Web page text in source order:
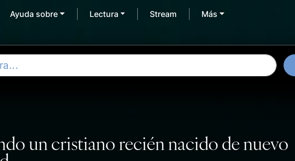
Ayuda sobre Lectura Stream Más
un cristiano recién nacido de nuevo